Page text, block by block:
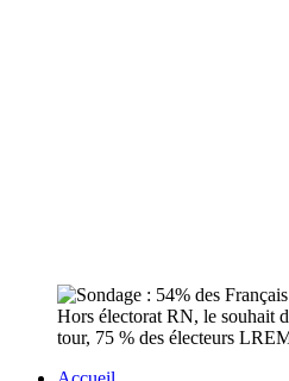
Hors électorat RN, le souhait
tour, 75 % des électeurs